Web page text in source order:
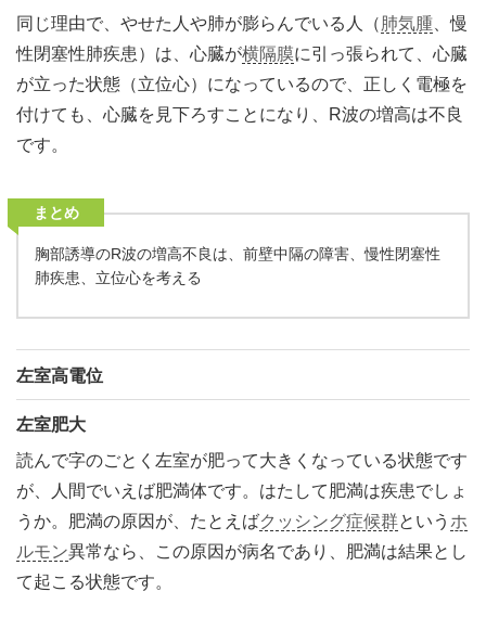
同じ理由で、やせた人や肺が膨らんでいる人（ 肺気腫 、慢
性閉塞性肺疾患）は、心臓が横隔膜に引っ張られて、心臓
が立った状態（立位心）になっているので、正しく電極を
付けても、心臓を見下ろすことになり、R波の増高は不良
です。
まとめ
胸部誘導のR波の増高不良は、前壁中隔の障害、慢性閉塞性
肺疾患、立位心を考える
左室高電位
左室肥大
読んで字のごとく左室が肥って大きくなっている状態です
が、人間でいえば肥満体です。はたして肥満は疾患でしょ
うか。肥満の原因が、たとえばクッシング症候群という ホ
ルモン異常なら、この原因が病名であり、肥満は結果とし
て起こる状態です。